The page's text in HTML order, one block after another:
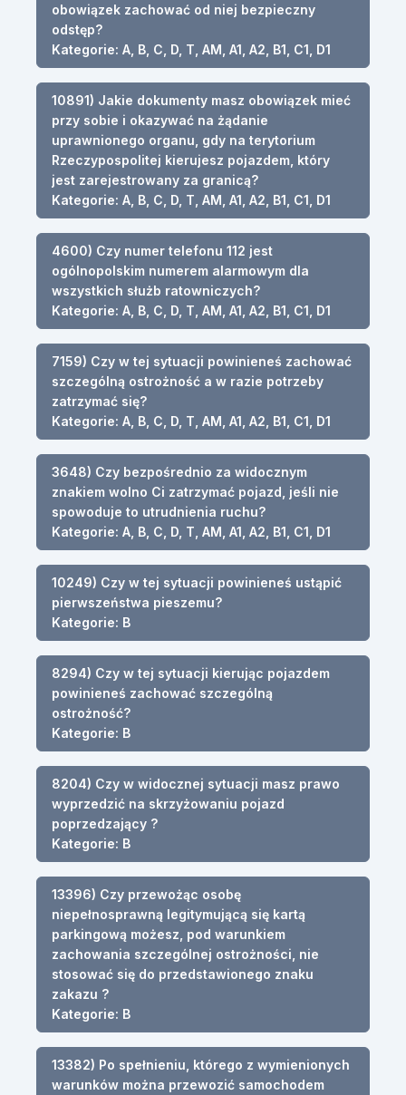
obowiązek zachować od niej bezpieczny
odstęp?
Kategorie: A, B, C, D, T, AM, A1, A2, B1, C1, D1
10891) Jakie dokumenty masz obowiązek mieć
przy sobie i okazywać na żądanie
uprawnionego organu, gdy na terytorium
Rzeczypospolitej kierujesz pojazdem, który
jest zarejestrowany za granicą?
Kategorie: A, B, C, D, T, AM, A1, A2, B1, C1, D1
4600) Czy numer telefonu 112 jest
ogólnopolskim numerem alarmowym dla
wszystkich służb ratowniczych?
Kategorie: A, B, C, D, T, AM, A1, A2, B1, C1, D1
7159) Czy w tej sytuacji powinieneś zachować
szczególną ostrożność a w razie potrzeby
zatrzymać się?
Kategorie: A, B, C, D, T, AM, A1, A2, B1, C1, D1
3648) Czy bezpośrednio za widocznym
znakiem wolno Ci zatrzymać pojazd, jeśli nie
spowoduje to utrudnienia ruchu?
Kategorie: A, B, C, D, T, AM, A1, A2, B1, C1, D1
10249) Czy w tej sytuacji powinieneś ustąpić
pierwszeństwa pieszemu?
Kategorie: B
8294) Czy w tej sytuacji kierując pojazdem
powinieneś zachować szczególną
ostrożność?
Kategorie: B
8204) Czy w widocznej sytuacji masz prawo
wyprzedzić na skrzyżowaniu pojazd
poprzedzający ?
Kategorie: B
13396) Czy przewożąc osobę
niepełnosprawną legitymującą się kartą
parkingową możesz, pod warunkiem
zachowania szczególnej ostrożności, nie
stosować się do przedstawionego znaku
zakazu ?
Kategorie: B
13382) Po spełnieniu, którego z wymienionych
warunków można przewozić samochodem